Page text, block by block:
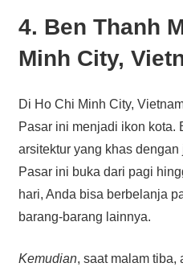
4. Ben Thanh
Minh City,
Di Ho Chi Minh City,
Pasar ini menjadi ikon kota.
arsitektur yang khas
Pasar ini buka dari pagi
hari, Anda bisa berbelanja
barang-barang lainnya.
Kemudian, saat malam tiba,